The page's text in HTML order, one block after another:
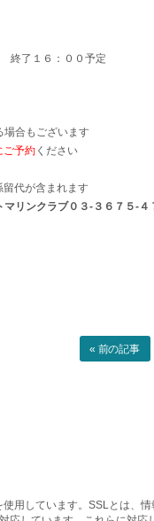
了１６：００予定
場合もございます
ご予約ください
代が含まれます
リンクラブ０３-３６７５-４
« 前の記事
用しています。SSLとは、